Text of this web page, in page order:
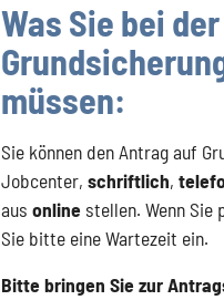
Was Sie bei
müssen:
Sie können den Antrag auf
Jobcenter,schriftlich,
ausonline stellen. Wenn Sie
Sie bitte eine Wartezeit ein.
Bitte bringen Sie zur